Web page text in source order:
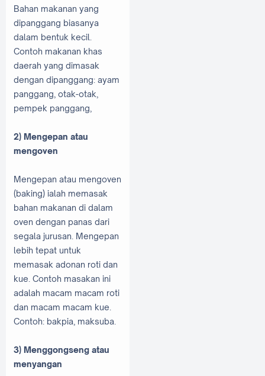
Bahan makanan yang
dipanggang biasanya
dalam bentuk kecil.
Contoh makanan khas
daerah yang dimasak
dengan dipanggang: ayam
panggang, otak-otak,
pempek panggang,
2) Mengepan atau
mengoven
Mengepan atau mengoven
(baking) ialah memasak
bahan makanan di dalam
oven dengan panas dari
segala jurusan. Mengepan
lebih tepat untuk
memasak adonan roti dan
kue. Contoh masakan ini
adalah macam macam roti
dan macam macam kue.
Contoh: bakpia, maksuba.
3) Menggongseng atau
menyangan